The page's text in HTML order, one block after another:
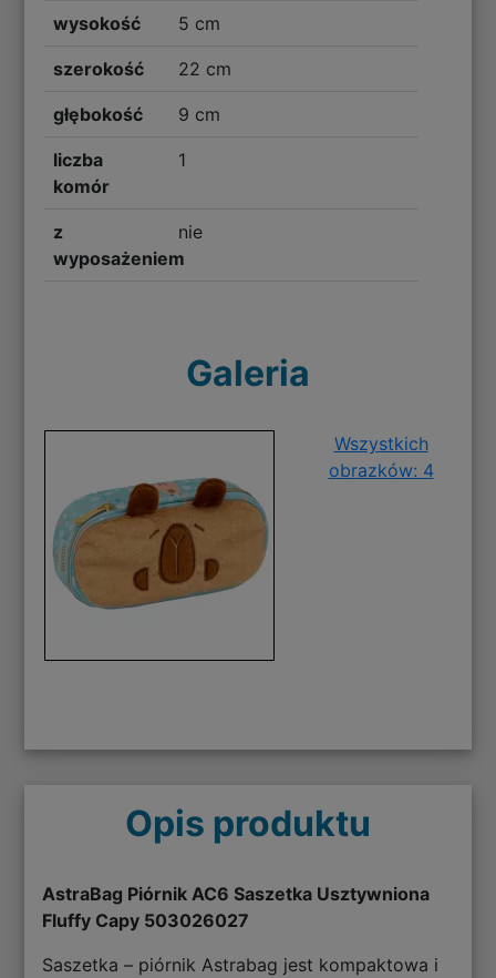
wysokość 5 cm
szerokość 22 cm
głębokość 9 cm
liczba
komór
1
z
wyposażeniem
nie
Galeria
Wszystkich
obrazków: 4
Opis produktu
AstraBag Piórnik AC6 Saszetka Usztywniona
Fluffy Capy 503026027
Saszetka – piórnik Astrabag jest kompaktowa i